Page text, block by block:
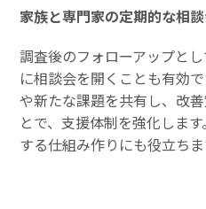
家族と専門家の定期的な相
調査後のフォローアップと
に相談会を開くことも有効
や新たな課題を共有し、改
とで、支援体制を強化しま
する仕組み作りにも役立ちま